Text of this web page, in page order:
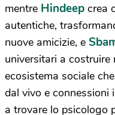
mentre Hindeep crea
autentiche,
nuove amicizie, e
universitari a costruire
ecosistema sociale
dal vivo e connessioni
a trovare lo psicologo